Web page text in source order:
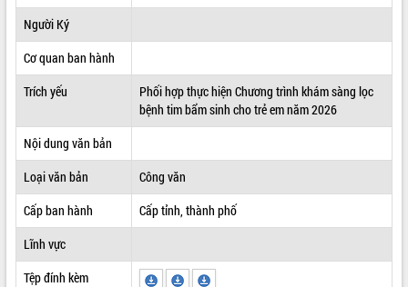
THÔNG TIN CHỈ ĐẠO ĐIỀU HÀNH
HỆ THỐNG VĂN BẢN
VĂN BẢN HĐND TỈNH
ĐIỂM TIN VĂN BẢN
Người Ký
Cơ quan ban hành
Trích yếu
Phối hợp thực hiện Chương trình khám sàng lọc
bệnh tim bẩm sinh cho trẻ em năm 2026
Nội dung văn bản
Loại văn bản
Công văn
Cấp ban hành
Cấp tỉnh, thành phố
Lĩnh vực
Tệp đính kèm